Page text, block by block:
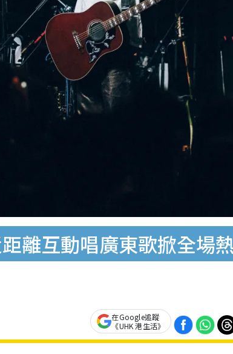
離互動唱廣東歌掀全場
在Google追蹤
《UHK 港生活》